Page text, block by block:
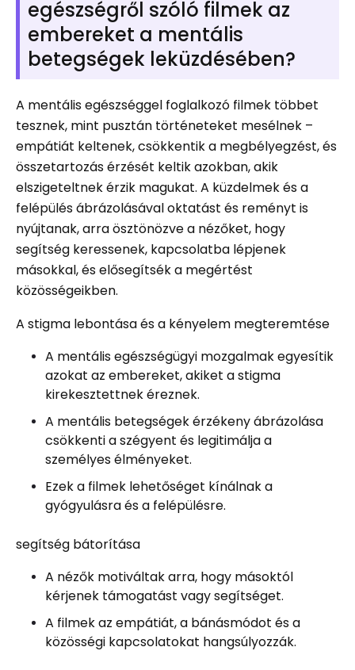
egészségről szóló filmek az
embereket a mentális
betegségek leküzdésében?
A mentális egészséggel foglalkozó filmek többet
tesznek, mint pusztán történeteket mesélnek –
empátiát keltenek, csökkentik a megbélyegzést, és
összetartozás érzését keltik azokban, akik
elszigeteltnek érzik magukat. A küzdelmek és a
felépülés ábrázolásával oktatást és reményt is
nyújtanak, arra ösztönözve a nézőket, hogy
segítség keressenek, kapcsolatba lépjenek
másokkal, és elősegítsék a megértést
közösségeikben.
A stigma lebontása és a kényelem megteremtése
A mentális egészségügyi mozgalmak egyesítik
azokat az embereket, akiket a stigma
kirekesztettnek éreznek.
A mentális betegségek érzékeny ábrázolása
csökkenti a szégyent és legitimálja a
személyes élményeket.
Ezek a filmek lehetőséget kínálnak a
gyógyulásra és a felépülésre.
segítség bátorítása
A nézők motiváltak arra, hogy másoktól
kérjenek támogatást vagy segítséget.
A filmek az empátiát, a bánásmódot és a
közösségi kapcsolatokat hangsúlyozzák.